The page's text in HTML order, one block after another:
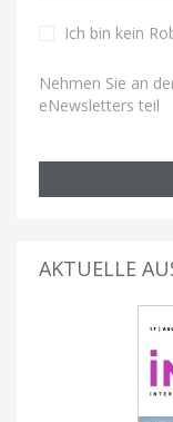
Ich bin kein
Nehmen Sie an
eNewsletters teil
AKTUELLE